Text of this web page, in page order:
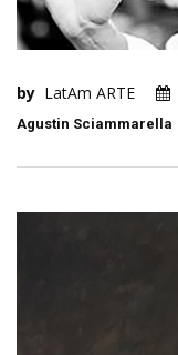
by LatAm ARTE
Agustin Sciammarella